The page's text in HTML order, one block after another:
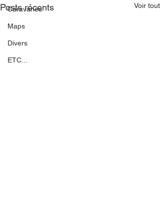
Caravanes
Maps
Divers
ETC...
Posts récents Voir tout